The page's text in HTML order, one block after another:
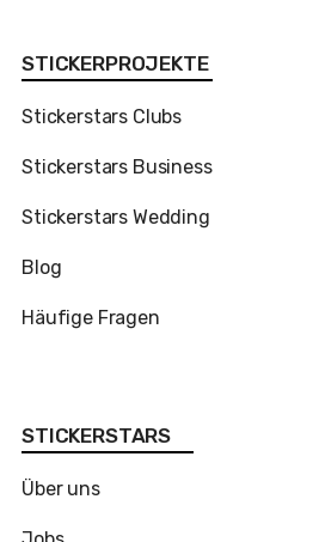
STICKERPROJEKTE
Stickerstars Clubs
Stickerstars Business
Stickerstars Wedding
Blog
Häufige Fragen
STICKERSTARS
Über uns